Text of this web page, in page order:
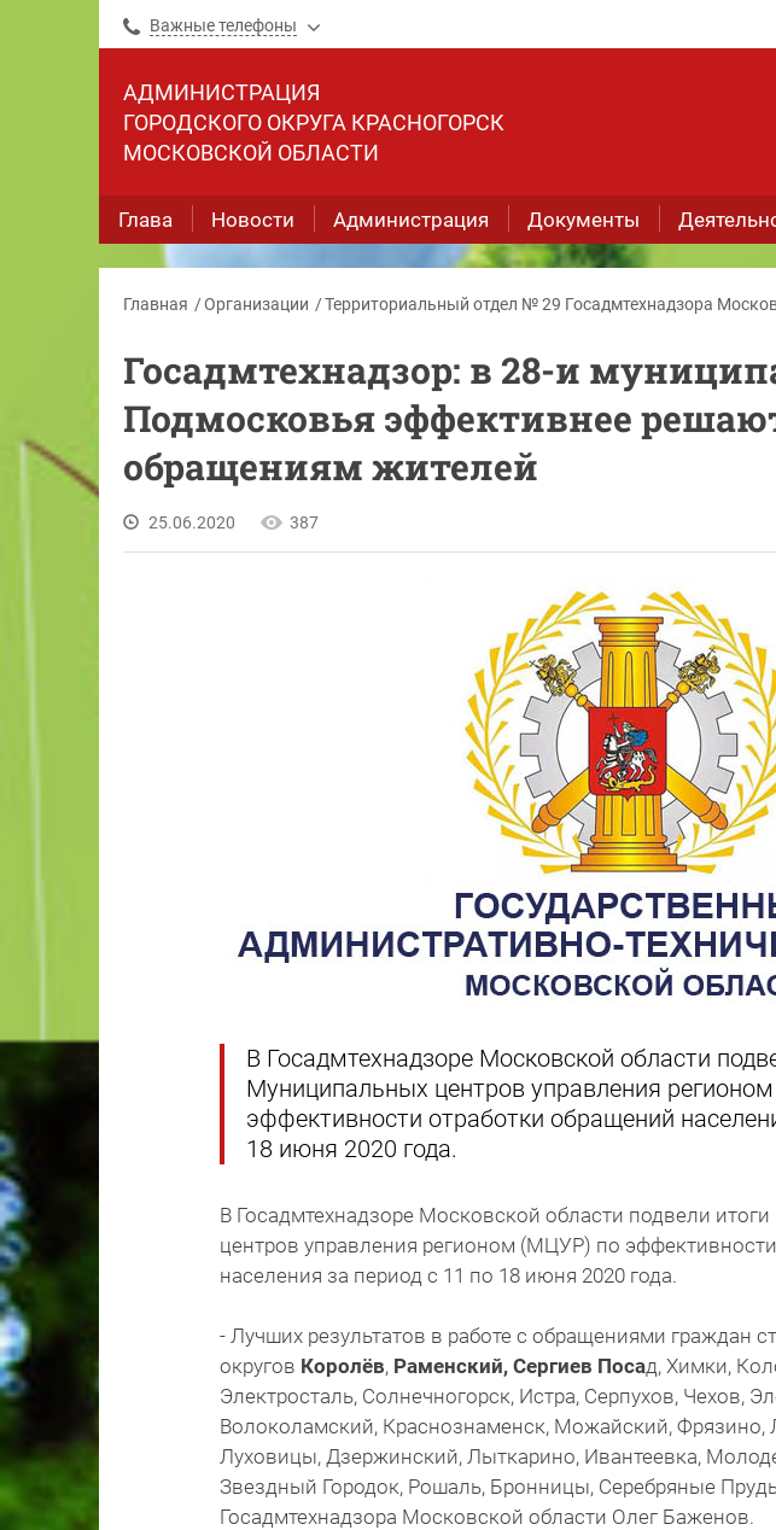
Важные телефоны
АДМИНИСТРАЦИЯ
ГОРОДСКОГО ОКРУГА КРАСНОГОРСК
МОСКОВСКОЙ ОБЛАСТИ
Глава Новости Администрация Документы
Главная Организации Территориальный отдел № 29 Госадмтехнадзора
Госадмтехнадзор: в 28-и
Подмосковья эффективнее
обращениям жителей
25.06.2020 387
В Госадмтехнадзоре Московской области
Муниципальных центров управления
эффективности отработки обращений
18 июня 2020 года.
В Госадмтехнадзоре Московской области подвели
центров управления регионом (МЦУР) по
населения за период с 11 по 18 июня 2020 года.
- Лучших результатов в работе с обращениями граждан
округов Королёв, Раменский, Сергиев Посад, Химки,
Электросталь, Солнечногорск, Истра, Серпухов, Чехов,
Волоколамский, Краснознаменск, Можайский, Фрязино,
Луховицы, Дзержинский, Лыткарино, Ивантеевка,
Звездный Городок, Рошаль, Бронницы, Серебряные
Госадмтехнадзора Московской области Олег Баженов.